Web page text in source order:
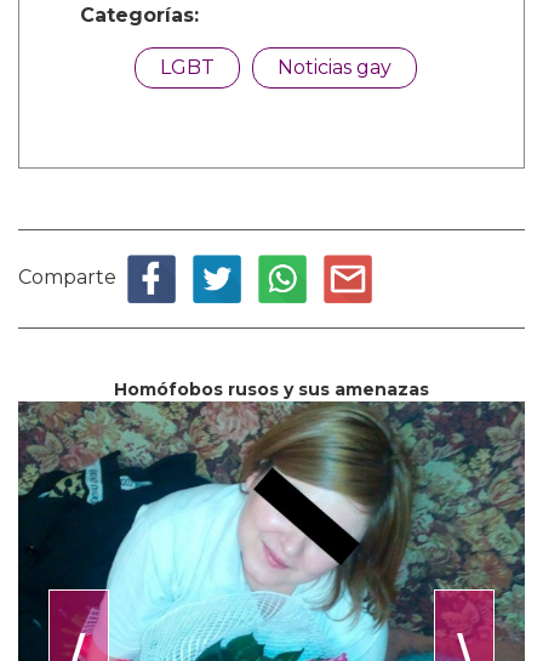
Categorías:
LGBT Noticias gay
Comparte
Homófobos rusos y sus amenazas